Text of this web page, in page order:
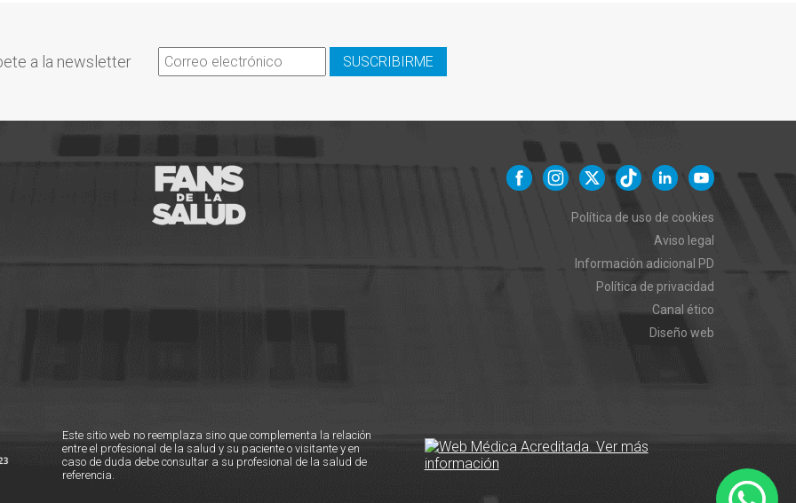
a la newsletter SUSCRIBIRME
Política de uso de cookies
Aviso legal
Información adicional PD
Política de privacidad
Canal ético
Diseño web
Este sitio web no reemplaza sino que complementa la relación
entre el profesional de la salud y su paciente o visitante y en
caso de duda debe consultar a su profesional de la salud de
referencia.